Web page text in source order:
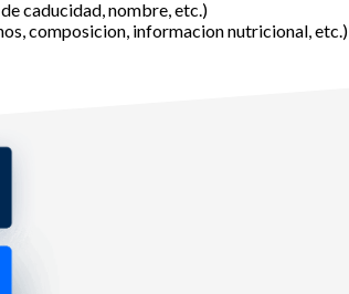
caducidad, nombre, etc.)
composicion, informacion nutricional, etc.)